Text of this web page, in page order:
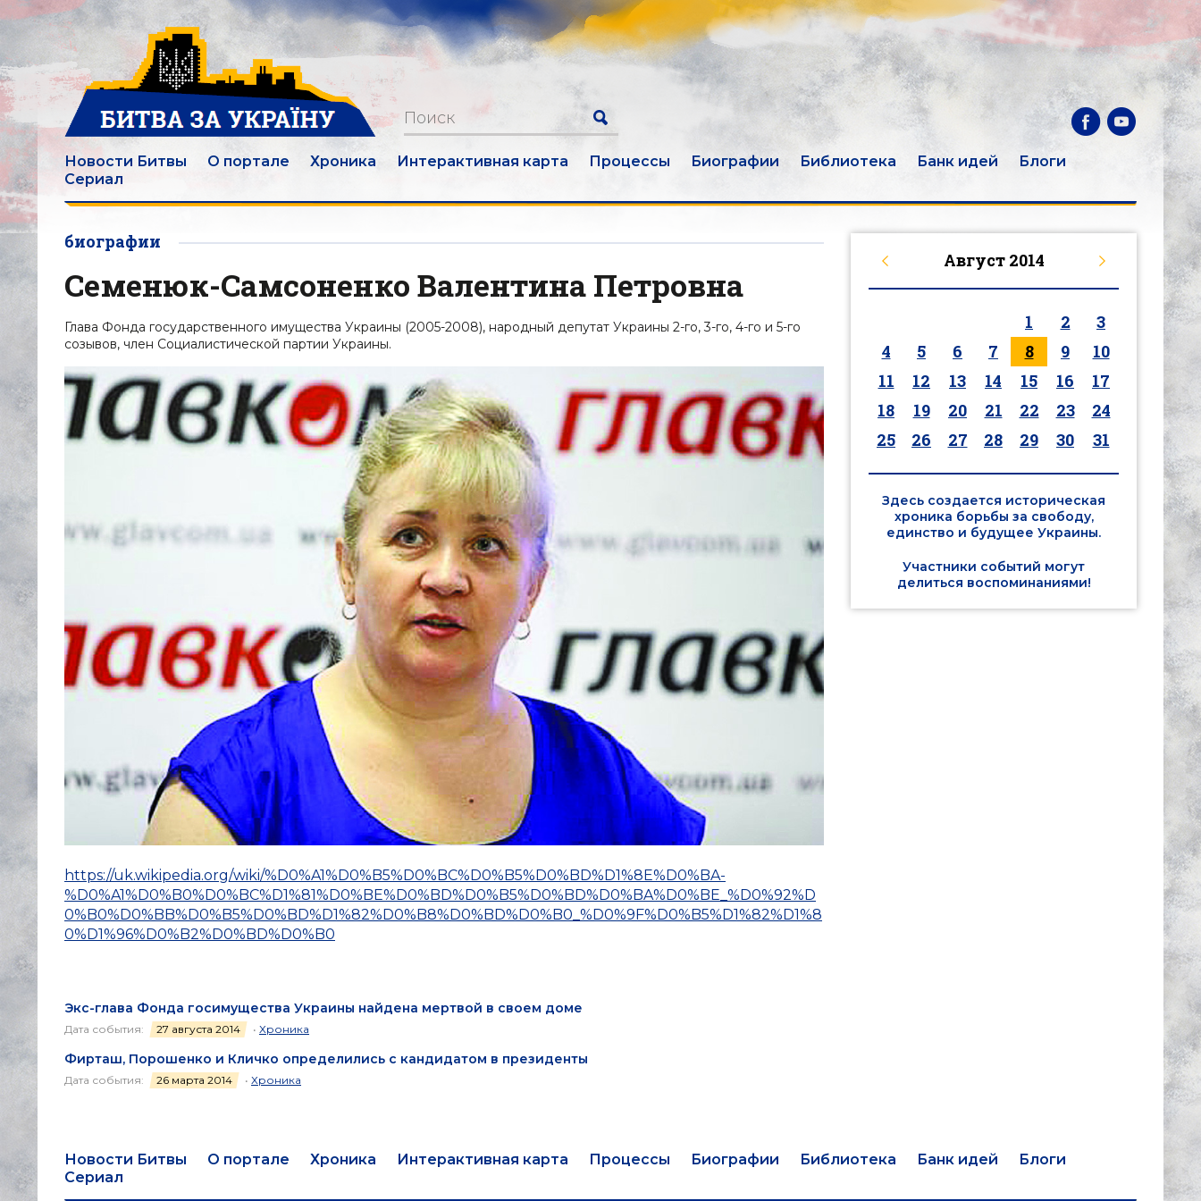
Новости Битвы О портале Хроника Интерактивная карта Процессы Биографии Библиотека Банк идей
Блоги
Сериал
биографии
Семенюк-Самсоненко Валентина Петровна
Глава Фонда государственного имущества Украины (2005-2008), народный депутат Украины 2-го, 3-го, 4-го и 5-го
созывов, член Социалистической партии Украины.
https://uk.wikipedia.org/wiki/%D0%A1%D0%B5%D0%BC%D0%B5%D0%BD%D1%8E%D0%BA-
%D0%A1%D0%B0%D0%BC%D1%81%D0%BE%D0%BD%D0%B5%D0%BD%D0%BA%D0%BE_%D0%92%D
0%B0%D0%BB%D0%B5%D0%BD%D1%82%D0%B8%D0%BD%D0%B0_%D0%9F%D0%B5%D1%82%D1%8
0%D1%96%D0%B2%D0%BD%D0%B0
Экс-глава Фонда госимущества Украины найдена мертвой в своем доме
Дата события: 27 августа 2014 • Хроника
Фирташ, Порошенко и Кличко определились с кандидатом в президенты
Дата события: 26 марта 2014 • Хроника
Август 2014
1 2
3
4
5 6 7 8 9
10
11
12 13 14 15 16
17
18
19 20 21 22 23
24
25
26 27 28 29 30 31
Здесь создается историческая
хроника борьбы за свободу,
единство и будущее Украины.
Участники событий могут
делиться воспоминаниями!
Новости Битвы О портале Хроника Интерактивная карта Процессы Биографии Библиотека Банк идей
Блоги
Сериал